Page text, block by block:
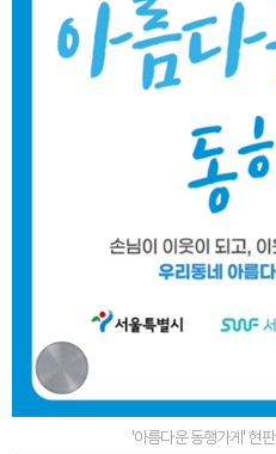
'아름다운 동행가게' 현